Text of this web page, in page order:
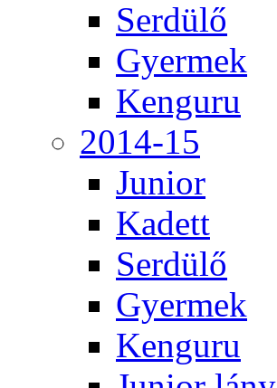
Serdülő
Gyermek
Kenguru
2014-15
Junior
Kadett
Serdülő
Gyermek
Kenguru